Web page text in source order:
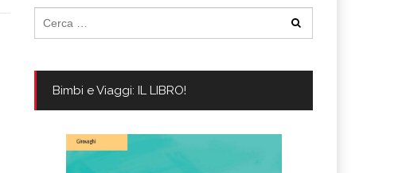
per:
Bimbi e Viaggi: IL LIBRO!